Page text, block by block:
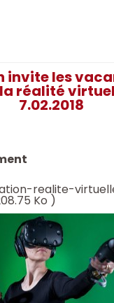
invite les
réalité
7.02.2018
realite-
Ko )